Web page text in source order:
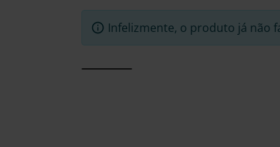
Infelizmente, o produto já não